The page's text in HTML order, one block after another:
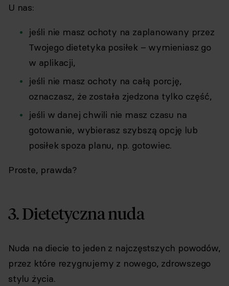
U nas:
jeśli nie masz ochoty na zaplanowany przez
Twojego dietetyka posiłek – wymieniasz go
w aplikacji,
jeśli nie masz ochoty na całą porcję,
oznaczasz, że została zjedzona tylko część,
jeśli w danej chwili nie masz czasu na
gotowanie, wybierasz szybszą opcję lub
posiłek spoza planu, np. gotowiec.
Proste, prawda?
3. Dietetyczna nuda
Nuda na diecie to jeden z najczęstszych powodów,
przez które rezygnujemy z nowego, zdrowszego
stylu życia.